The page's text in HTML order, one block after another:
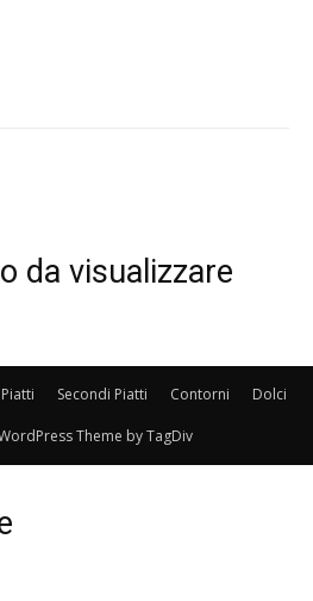
da visualizzare
Secondi Piatti Contorni Dolci
Theme by TagDiv